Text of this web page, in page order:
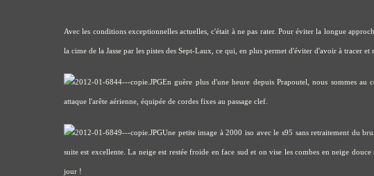
Avec les conditions exceptionnelles actuelles, c'était à ne pas rater. Pour éviter la longue
la cime de la Jasse par les pistes des Sept-Laux, ce qui, en plus permet d'éviter d'avoir à tracer
En guère plus d'une heure depuis Prapoutel, nous sommes
attaque l'arête aérienne, équipée de cordes fixes au passage clef.
Une petite image à 2000 iso avec le s95 sans retraitement du
suite est excellente. La neige est restée froide en face sud et on vise les combes en neige
jour !